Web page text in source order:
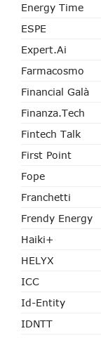
Energy Time
ESPE
Expert.ai
Farmacosmo
Financial Galà
Finanza.tech
Fintech Talk
First Point
Fope
Franchetti
Frendy Energy
Haiki+
HELYX
ICC
Id-Entity
IDNTT